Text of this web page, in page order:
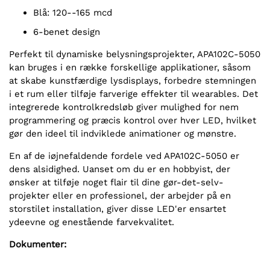
Blå: 120--165 mcd
6-benet design
Perfekt til dynamiske belysningsprojekter, APA102C-5050
kan bruges i en række forskellige applikationer, såsom
at skabe kunstfærdige lysdisplays, forbedre stemningen
i et rum eller tilføje farverige effekter til wearables. Det
integrerede kontrolkredsløb giver mulighed for nem
programmering og præcis kontrol over hver LED, hvilket
gør den ideel til indviklede animationer og mønstre.
En af de iøjnefaldende fordele ved APA102C-5050 er
dens alsidighed. Uanset om du er en hobbyist, der
ønsker at tilføje noget flair til dine gør-det-selv-
projekter eller en professionel, der arbejder på en
storstilet installation, giver disse LED'er ensartet
ydeevne og enestående farvekvalitet.
Dokumenter: